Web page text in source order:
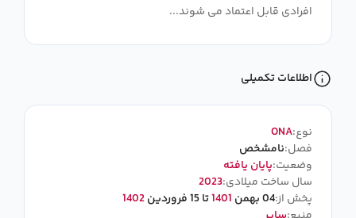
افرادی قابل اعتماد می شوند...
اطلاعات تکمیلی
نوع:ONA
فصل:نامشخص
وضعیت:پایان یافته
سال ساخت میلادی:2023
پخش از:04 بهمن 1401تا 15 فروردین
1402